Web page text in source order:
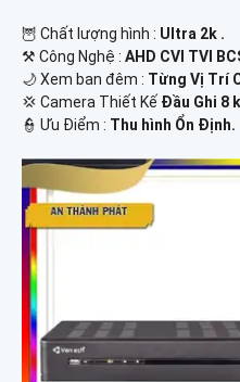
🦉 Chất lượng hình : Ultra 2k .
⚒ Công Nghệ : AHD CVI TVI
🌙 Xem ban đêm : Từng Vị Trí
💢 Camera Thiết Kế Đầu Ghi 8
️👮 Ưu Điểm : Thu hình Ổn Định.